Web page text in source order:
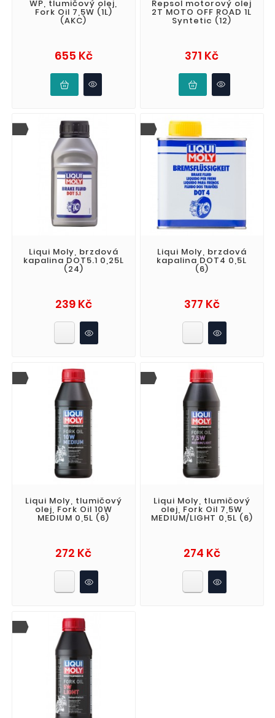
WP, tlumičový olej,
Fork Oil 7,5W (1L)
(AKC)
655 KčCena
Repsol motorový olej
2T MOTO OFF ROAD 1L
Syntetic (12)
371 KčCena
Liqui Moly, brzdová
kapalina DOT5.1 0,25L
(24)
239 KčCena
Liqui Moly, brzdová
kapalina DOT4 0,5L
(6)
377 KčCena
Liqui Moly, tlumičový
olej, Fork Oil 10W
MEDIUM 0,5L (6)
272 KčCena
Liqui Moly, tlumičový
olej, Fork Oil 7,5W
MEDIUM/LIGHT 0,5L (6)
274 KčCena